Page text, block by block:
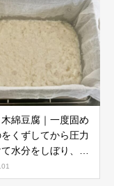
綿豆腐｜一度固め
くずしてから圧力
水分をしぼり、再
作ります。